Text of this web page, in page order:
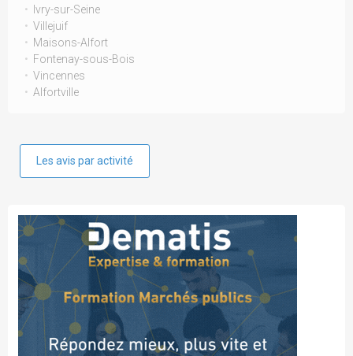
Ivry-sur-Seine
Villejuif
Maisons-Alfort
Fontenay-sous-Bois
Vincennes
Alfortville
Les avis par activité